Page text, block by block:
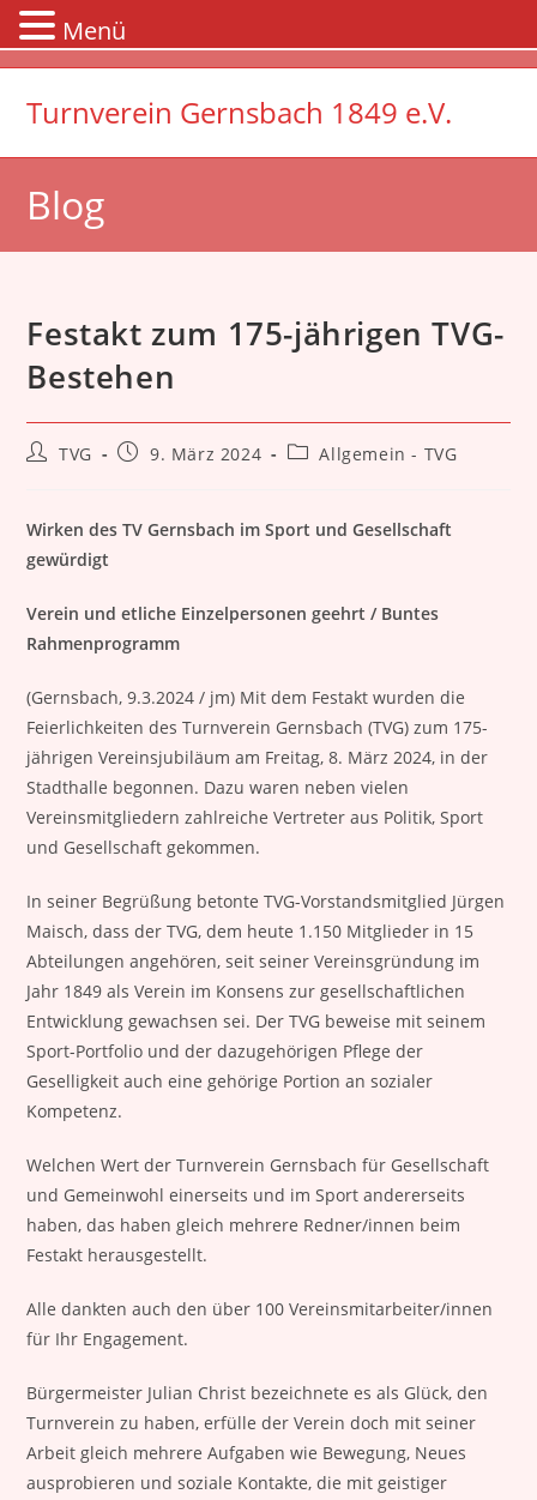
Zum
springen
Turnverein Gernsbach 1849 e.V.
Blog
Festakt zum 175-jährigen TVG-
Bestehen
Beitrags-
TVG
Beitrag9. März 2024
Beitrags-
Allgemein - TVG
Wirken des TV Gernsbach im Sport und Gesellschaft
gewürdigt
Verein und etliche Einzelpersonen geehrt / Buntes
Rahmenprogramm
(Gernsbach, 9.3.2024 / jm) Mit dem Festakt wurden die
Feierlichkeiten des Turnverein Gernsbach (TVG) zum 175-
jährigen Vereinsjubiläum am Freitag, 8. März 2024, in der
Stadthalle begonnen. Dazu waren neben vielen
Vereinsmitgliedern zahlreiche Vertreter aus Politik, Sport
und Gesellschaft gekommen.
In seiner Begrüßung betonte TVG-Vorstandsmitglied Jürgen
Maisch, dass der TVG, dem heute 1.150 Mitglieder in 15
Abteilungen angehören, seit seiner Vereinsgründung im
Jahr 1849 als Verein im Konsens zur gesellschaftlichen
Entwicklung gewachsen sei. Der TVG beweise mit seinem
Sport-Portfolio und der dazugehörigen Pflege der
Geselligkeit auch eine gehörige Portion an sozialer
Kompetenz.
Welchen Wert der Turnverein Gernsbach für Gesellschaft
und Gemeinwohl einerseits und im Sport andererseits
haben, das haben gleich mehrere Redner/innen beim
Festakt herausgestellt.
Alle dankten auch den über 100 Vereinsmitarbeiter/innen
für Ihr Engagement.
Bürgermeister Julian Christ bezeichnete es als Glück, den
Turnverein zu haben, erfülle der Verein doch mit seiner
Arbeit gleich mehrere Aufgaben wie Bewegung, Neues
ausprobieren und soziale Kontakte, die mit geistiger
Menü